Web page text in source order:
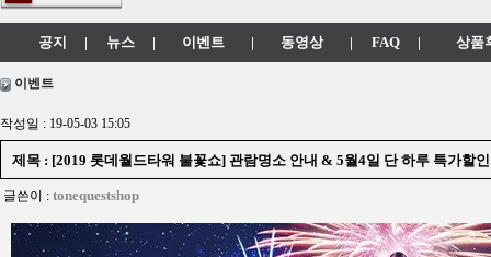
공지 | 뉴스 | 이벤트 | 동영상 | FAQ | 상품
이벤트
작성일 : 19-05-03 15:05
제목 : [2019 롯데월드타워 불꽃쇼] 관람명소 안내 & 5월4일 단 하루 특가할
글쓴이 : tonequestshop